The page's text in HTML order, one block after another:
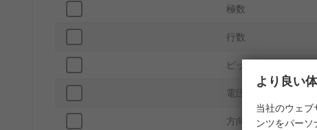
極数
行数
ピッチ
電圧
方向
より良い
当社のウェ
ンツをパー